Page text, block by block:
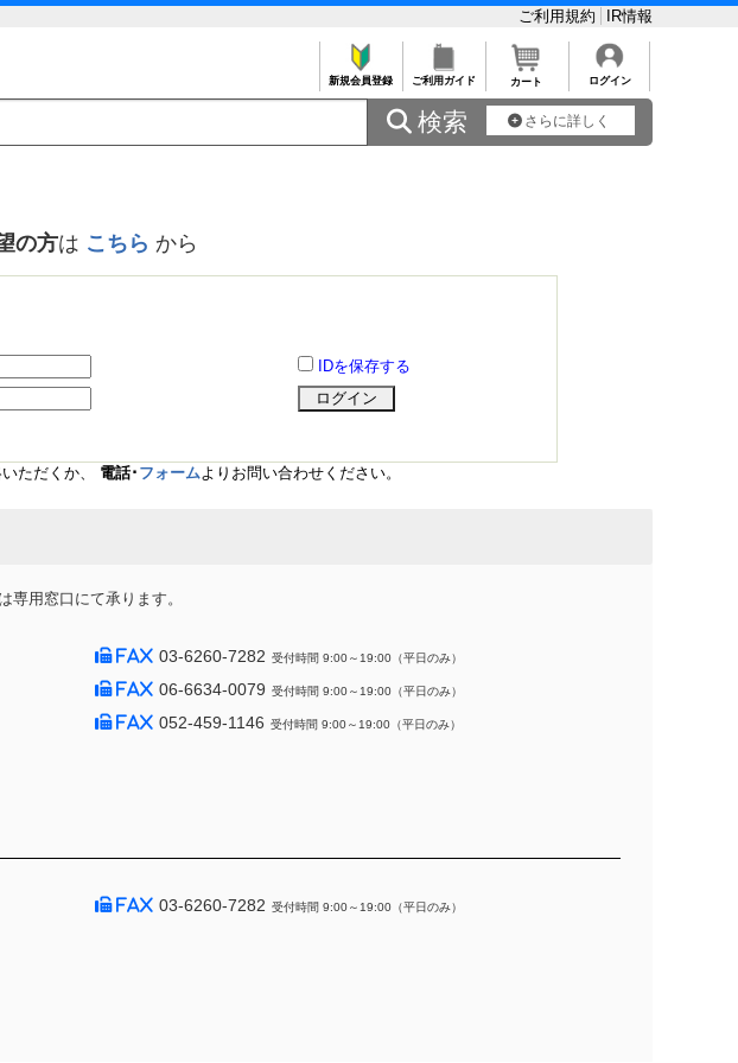
ご利用規約 IR情報
新規会員登録 ご利用ガイド カート ログイン
 検索 さらに詳しく
の方は こちら から
IDを保存する
ただくか、 電話･ フォームよりお問い合わせください。
用窓口にて承ります。
03-6260-7282 受付時間 9:00～19:00（平日のみ）
06-6634-0079 受付時間 9:00～19:00（平日のみ）
052-459-1146 受付時間 9:00～19:00（平日のみ）
03-6260-7282 受付時間 9:00～19:00（平日のみ）